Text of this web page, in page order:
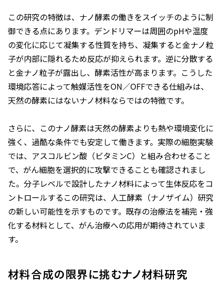
この研究の特徴は、ナノ酵素の働きをスイッチのように制
御できる点にあります。デンドリマーは周囲のpHや温度
の変化に応じて凝集する性質を持ち、凝集すると金ナノ粒
子が内部に隠れるため反応が抑えられます。逆に分散する
と金ナノ粒子が露出し、酵素活性が高まります。こうした
環境応答によって触媒活性をON／OFFできる仕組みは、
天然の酵素にはないナノ材料ならではの特徴です。
さらに、このナノ酵素は天然の酵素よりも熱や環境変化に
強く、過酷な条件でも安定して働きます。実際の細胞実験
では、アスコルビン酸（ビタミンC）と組み合わせること
で、がん細胞を選択的に攻撃できることも確認されまし
た。分子レベルで設計したナノ材料によって生体反応をコ
ントロールするこの研究は、人工酵素（ナノザイム）研究
の新しい可能性を示すものです。既存の治療法を補完・強
化する材料として、がん治療への応用が期待されていま
す。
材料合成の限界に挑むナノ材料研究